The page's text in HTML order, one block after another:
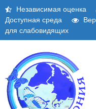
Skip
content
Независимая оценка
Доступная среда
для слабовидящих